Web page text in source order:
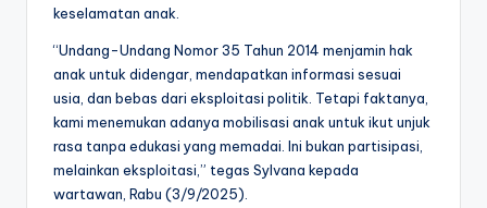
keselamatan anak.
“Undang-Undang Nomor 35 Tahun 2014 menjamin hak
anak untuk didengar, mendapatkan informasi sesuai
usia, dan bebas dari eksploitasi politik. Tetapi faktanya,
kami menemukan adanya mobilisasi anak untuk ikut unjuk
rasa tanpa edukasi yang memadai. Ini bukan partisipasi,
melainkan eksploitasi,” tegas Sylvana kepada
wartawan, Rabu (3/9/2025).